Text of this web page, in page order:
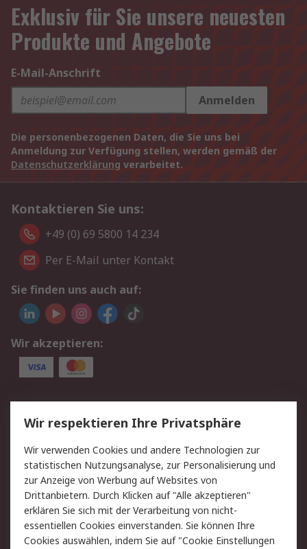
Exklusiv für Sie unsere neuesten
Produkte und Angebote
E-Mail-Anschrift
Anmelden
Die personenbezogenen Daten, die Sie uns bei
Anmeldung zur Verfügung stellen, werden gemäß der
Datenschutzerklärung verarbeitet.
Kontaktieren Sie uns:
+49 (0) 69 5800 14 234
Per E-Mail unter Kontakt
Sie finden uns auch auf:
Wir akzeptieren:
Service
Value Added Services
Lieferlösungen
Rücksendungen
Kontakt
Hilfe
Privatkunden
Rechtliches
AGB
Datenschutz
Wir respektieren Ihre Privatsphäre
Wir verwenden Cookies und andere Technologien zur
statistischen Nutzungsanalyse, zur Personalisierung und
zur Anzeige von Werbung auf Websites von
Drittanbietern. Durch Klicken auf "Alle akzeptieren"
erklären Sie sich mit der Verarbeitung von nicht-
essentiellen Cookies einverstanden. Sie können Ihre
Cookies auswählen, indem Sie auf "Cookie Einstellungen